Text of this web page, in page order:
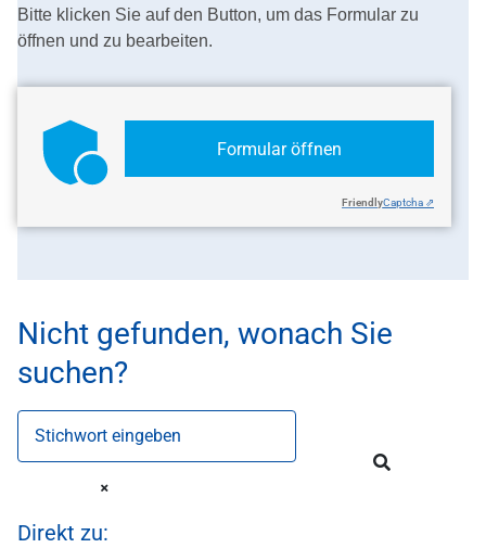
Bitte klicken Sie auf den Button, um das Formular zu
öffnen und zu bearbeiten.
Formular öffnen
FriendlyCaptcha ⇗
Nicht gefunden, wonach Sie
suchen?
Stichwort eingeben
Direkt zu: